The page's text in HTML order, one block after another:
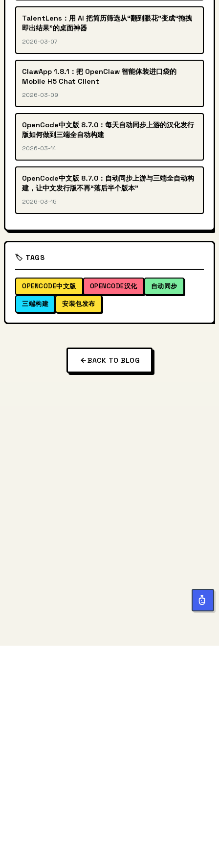
TalentLens：用 AI 把简历筛选从“翻到眼花”变成“拖拽
即出结果”的桌面神器
2026-03-07
ClawApp 1.8.1：把 OpenClaw 智能体装进口袋的
Mobile H5 Chat Client
2026-03-09
OpenCode中文版 8.7.0：每天自动同步上游的汉化发行
版如何做到三端全自动构建
2026-03-14
OpenCode中文版 8.7.0：自动同步上游与三端全自动构
建，让中文发行版不再“落后半个版本”
2026-03-15
🏷️ TAGS
OPENCODE中文版 OPENCODE汉化 自动同步
三端构建 安装包发布
BACK TO BLOG